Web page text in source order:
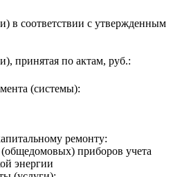
в соответствии с утвержденным
принятая по актам, руб.:
(системы):
ремонту:
приборов учета
энергии